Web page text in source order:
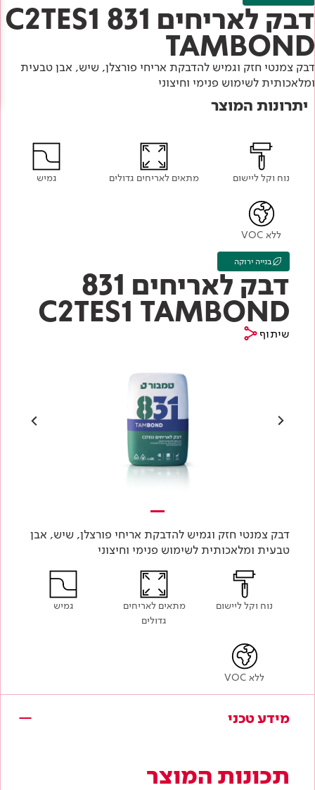
עץ
מתכת
רובה
RAL
לכל מוצרי צבע וציפויים
Academy
תוכן מקצועי
אודותינו
מדיניות סביבתית
מדיניות מערכת משולבת ו - ISO
פתרונות לתעשייה
דבק לאריחים 831 C2TES1
TAMBOND
דבק צמנטי חזק וגמיש להדבקת אריחי פורצלן, שיש, אבן טבעית
ומלאכותית לשימוש פנימי וחיצוני
יתרונות המוצר
נוח וקל ליישום מתאים לאריחים גדולים גמיש
ללא VOC
בנייה ירוקה
דבק לאריחים 831
C2TES1 TAMBOND
שיתוף
דבק צמנטי חזק וגמיש להדבקת אריחי פורצלן, שיש, אבן
טבעית ומלאכותית לשימוש פנימי וחיצוני
נוח וקל ליישום
מתאים לאריחים
גדולים
גמיש
ללא VOC
מידע טכני
תכונות המוצר